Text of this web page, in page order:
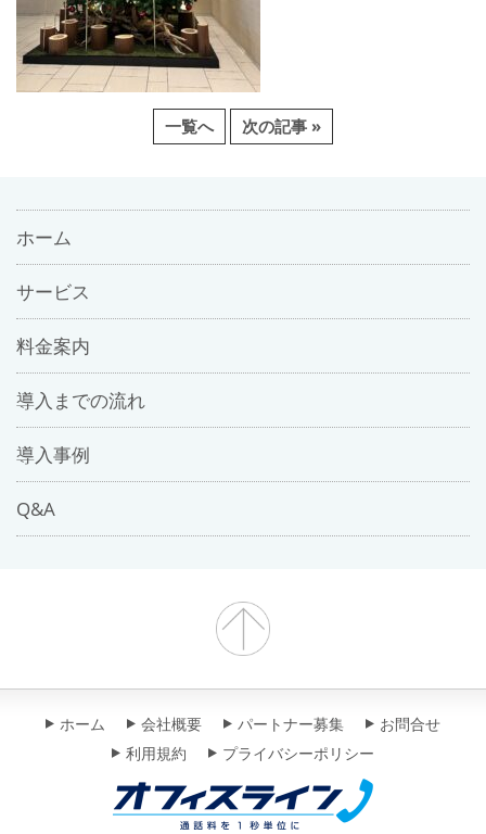
一覧へ 次の記事 »
ホーム
サービス
料金案内
導入までの流れ
導入事例
Q&A
ホーム 会社概要 パートナー募集
お問合せ
利用規約
プライバシーポリシー